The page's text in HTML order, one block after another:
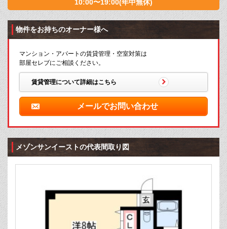
10:00〜19:00(年中無休)
物件をお持ちのオーナー様へ
マンション・アパートの賃貸管理・空室対策は
部屋セレブにご相談ください。
賃貸管理について詳細はこちら
メールでお問い合わせ
メゾンサンイーストの代表間取り図